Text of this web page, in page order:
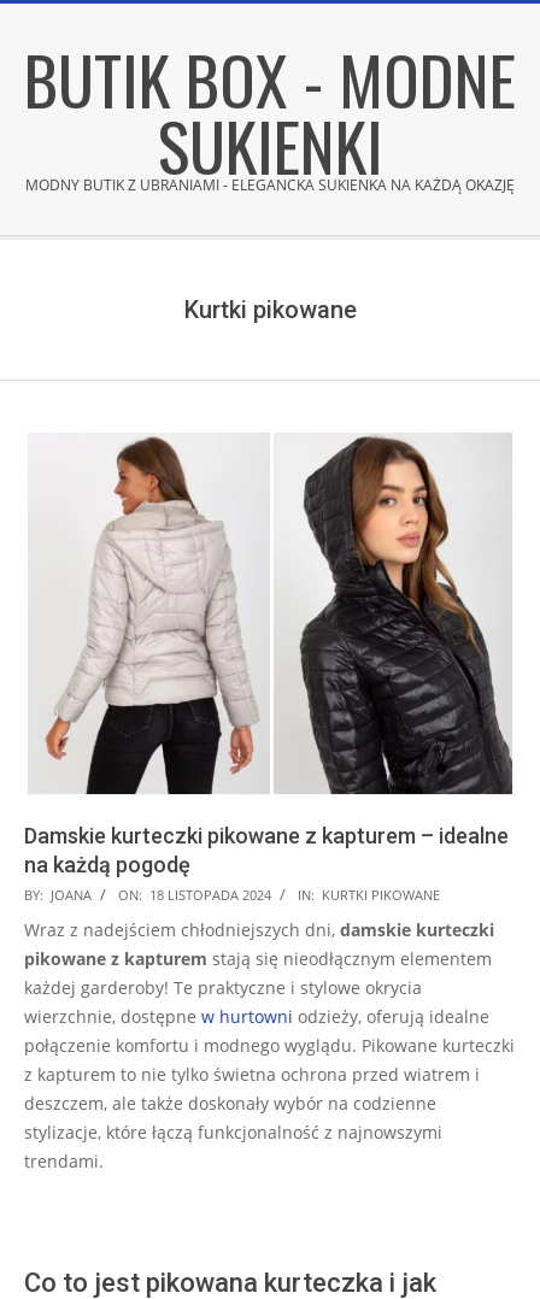
contentBUTIK BOX - MODNE
SUKIENKI
MODNY BUTIK Z UBRANIAMI - ELEGANCKA SUKIENKA NA KAŻDĄ OKAZJĘ
Kurtki pikowane
Damskie kurteczki pikowane z kapturem – idealne
na każdą pogodę
2024-
11-
18
BY: JOANA ON: 18 LISTOPADA 2024 IN: KURTKI PIKOWANE
Wraz z nadejściem chłodniejszych dni, damskie kurteczki
pikowane z kapturem stają się nieodłącznym elementem
każdej garderoby! Te praktyczne i stylowe okrycia
wierzchnie, dostępne w hurtowni odzieży, oferują idealne
połączenie komfortu i modnego wyglądu. Pikowane kurteczki
z kapturem to nie tylko świetna ochrona przed wiatrem i
deszczem, ale także doskonały wybór na codzienne
stylizacje, które łączą funkcjonalność z najnowszymi
trendami.
Co to jest pikowana kurteczka i jak